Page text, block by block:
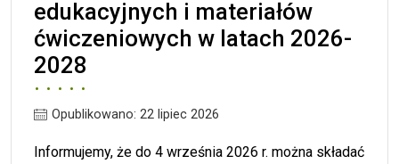
edukacyjnych i materiałów
ćwiczeniowych w latach 2026-
2028
Opublikowano: 22 lipiec 2026
Informujemy, że do 4 września 2026 r. można składać